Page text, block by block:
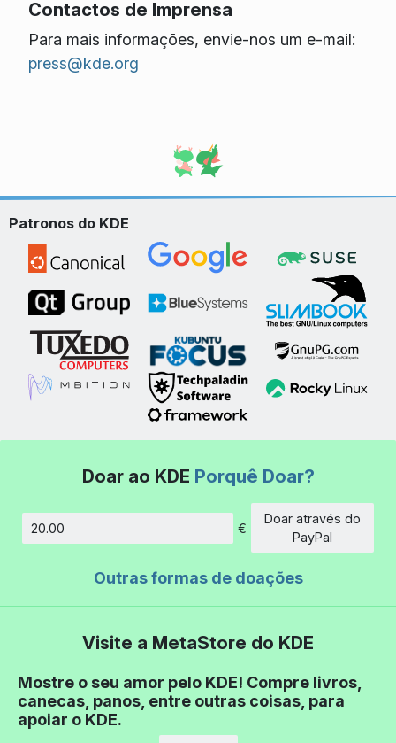
Contactos de Imprensa
Para mais informações, envie-nos um e-mail:
press@kde.org
Patronos do KDE
Doar ao KDE Porquê Doar?
Montante
€
Doar através do
PayPal
Outras formas de doações
Visite a MetaStore do KDE
Mostre o seu amor pelo KDE! Compre livros,
canecas, panos, entre outras coisas, para
apoiar o KDE.